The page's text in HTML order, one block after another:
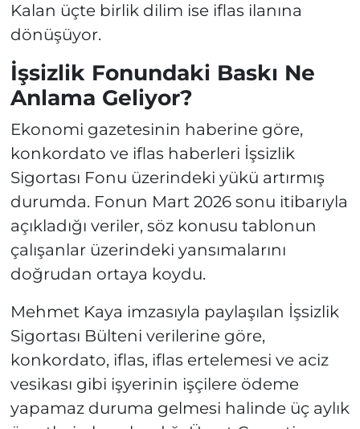
Kalan üçte birlik dilim ise iflas ilanına
dönüşüyor.
İşsizlik Fonundaki Baskı Ne
Anlama Geliyor?
Ekonomi gazetesinin haberine göre,
konkordato ve iflas haberleri İşsizlik
Sigortası Fonu üzerindeki yükü artırmış
durumda. Fonun Mart 2026 sonu itibarıyla
açıkladığı veriler, söz konusu tablonun
çalışanlar üzerindeki yansımalarını
doğrudan ortaya koydu.
Mehmet Kaya imzasıyla paylaşılan İşsizlik
Sigortası Bülteni verilerine göre,
konkordato, iflas, iflas ertelemesi ve aciz
vesikası gibi işyerinin işçilere ödeme
yapamaz duruma gelmesi halinde üç aylık